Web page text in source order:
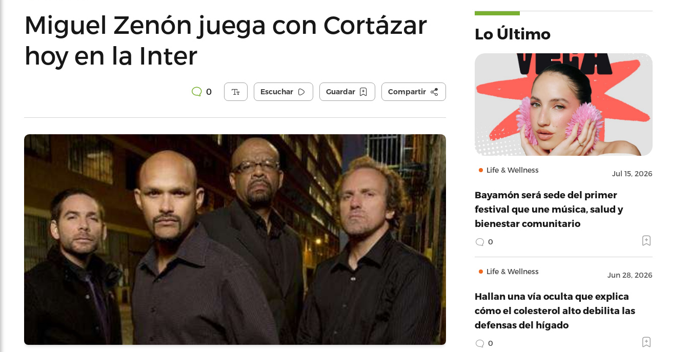
Miguel Zenón juega con Cortázar
hoy en la Inter
0 Escuchar Guardar Compartir
Lo Último
Life & Wellness Jul 15, 2026
Bayamón será sede del primer
festival que une música, salud y
bienestar comunitario
0
Life & Wellness Jun 28, 2026
Hallan una vía oculta que explica
cómo el colesterol alto debilita las
defensas del hígado
0